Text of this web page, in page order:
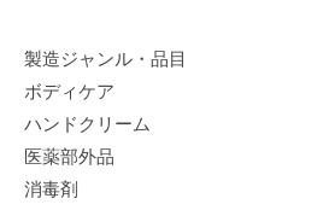
製造ジャンル・品目
ボディケア
ハンドクリーム
医薬部外品
消毒剤